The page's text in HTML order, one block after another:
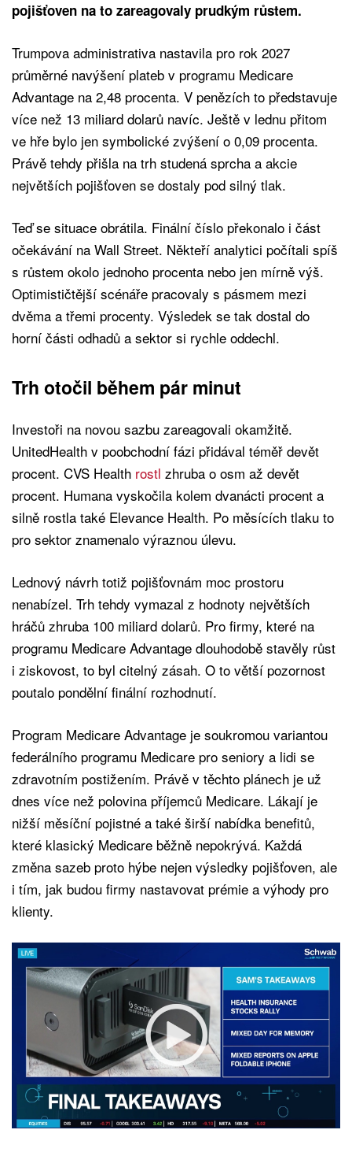
pojišťoven na to zareagovaly prudkým růstem.
Trumpova administrativa nastavila pro rok 2027
průměrné navýšení plateb v programu Medicare
Advantage na 2,48 procenta. V penězích to představuje
více než 13 miliard dolarů navíc. Ještě v lednu přitom
ve hře bylo jen symbolické zvýšení o 0,09 procenta.
Právě tehdy přišla na trh studená sprcha a akcie
největších pojišťoven se dostaly pod silný tlak.
Teď se situace obrátila. Finální číslo překonalo i část
očekávání na Wall Street. Někteří analytici počítali spíš
s růstem okolo jednoho procenta nebo jen mírně výš.
Optimističtější scénáře pracovaly s pásmem mezi
dvěma a třemi procenty. Výsledek se tak dostal do
horní části odhadů a sektor si rychle oddechl.
Trh otočil během pár minut
Investoři na novou sazbu zareagovali okamžitě.
UnitedHealth v poobchodní fázi přidával téměř devět
procent. CVS Health rostl zhruba o osm až devět
procent. Humana vyskočila kolem dvanácti procent a
silně rostla také Elevance Health. Po měsících tlaku to
pro sektor znamenalo výraznou úlevu.
Lednový návrh totiž pojišťovnám moc prostoru
nenabízel. Trh tehdy vymazal z hodnoty největších
hráčů zhruba 100 miliard dolarů. Pro firmy, které na
programu Medicare Advantage dlouhodobě stavěly růst
i ziskovost, to byl citelný zásah. O to větší pozornost
poutalo pondělní finální rozhodnutí.
Program Medicare Advantage je soukromou variantou
federálního programu Medicare pro seniory a lidi se
zdravotním postižením. Právě v těchto plánech je už
dnes více než polovina příjemců Medicare. Lákají je
nižší měsíční pojistné a také širší nabídka benefitů,
které klasický Medicare běžně nepokrývá. Každá
změna sazeb proto hýbe nejen výsledky pojišťoven, ale
i tím, jak budou firmy nastavovat prémie a výhody pro
klienty.